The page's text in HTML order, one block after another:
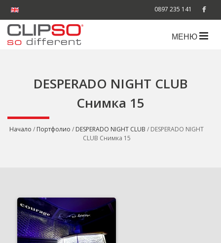
0897 235 141
МЕНЮ
DESPERADO NIGHT CLUB
Снимка 15
Начало / Портфолио / DESPERADO NIGHT CLUB / DESPERADO NIGHT
CLUB Снимка 15